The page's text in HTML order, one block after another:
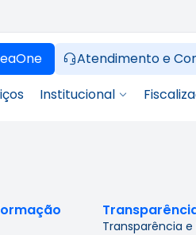
Atendimento e
Institucional
Transparência